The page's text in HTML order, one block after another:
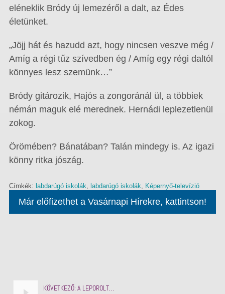
eléneklik Bródy új lemezéről a dalt, az Édes
életünket.
„Jöjj hát és hazudd azt, hogy nincsen veszve még /
Amíg a régi tűz szívedben ég / Amíg egy régi daltól
könnyes lesz szemünk…”
Bródy gitározik, Hajós a zongoránál ül, a többiek
némán maguk elé merednek. Hernádi leplezetlenül
zokog.
Örömében? Bánatában? Talán mindegy is. Az igazi
könny ritka jószág.
Címkék: labdarúgó iskolák, labdarúgó iskolák, Képernyő-televízió
Már előfizethet a Vasárnapi Hírekre, kattintson!
KÖVETKEZŐ: A LEPOROLT…